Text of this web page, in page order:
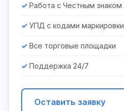
Работа с Честным знаком
УПД с кодами маркировки
Все торговые площадки
Поддержка 24/7
Оставить заявку